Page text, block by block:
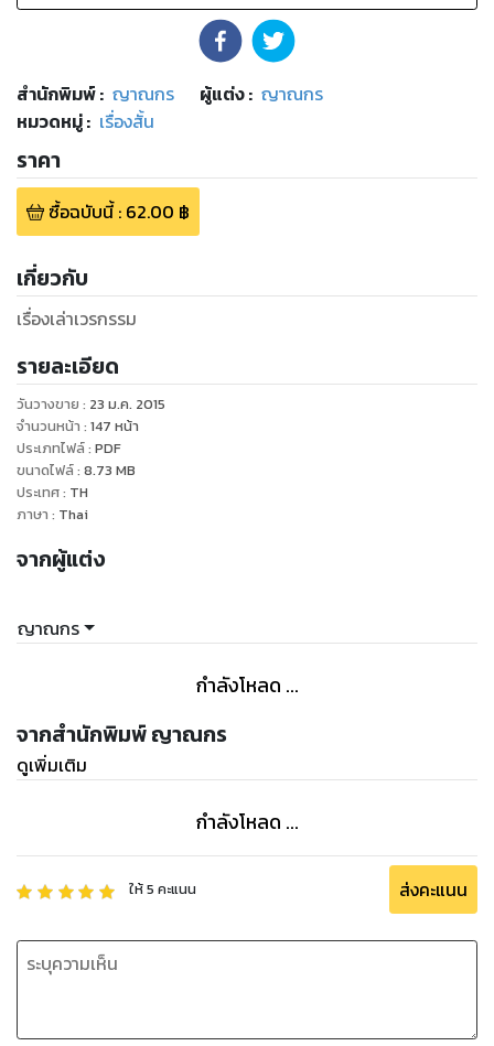
สำนักพิมพ์: ญาณกร ผู้แต่ง : ญาณกร
หมวดหมู่: เรื่องสั้น
ราคา
ซื้อฉบับนี้: 62.00 ฿
เกี่ยวกับ
เรื่องเล่าเวรกรรม
รายละเอียด
วันวางขาย : 23 ม.ค. 2015
จำนวนหน้า : 147 หน้า
ประเภทไฟล์: PDF
ขนาดไฟล์: 8.73 MB
ประเทศ: TH
ภาษา : Thai
จากผู้แต่ง
ญาณกร
กำลังโหลด ...
จากสำนักพิมพ์ ญาณกร
ดูเพิ่มเติม
กำลังโหลด ...
ให้5 คะแนน ส่งคะแนน